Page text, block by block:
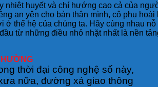
nhiệt huyết và chí hướng cao cả của
an yên cho bản thân mình, cô phụ
ở thế hệ của chúng ta. Hãy cùng nhau
từ những điều nhỏ nhặt nhất là nền
thời đại công nghệ số này,
nữa, đường xá giao thông